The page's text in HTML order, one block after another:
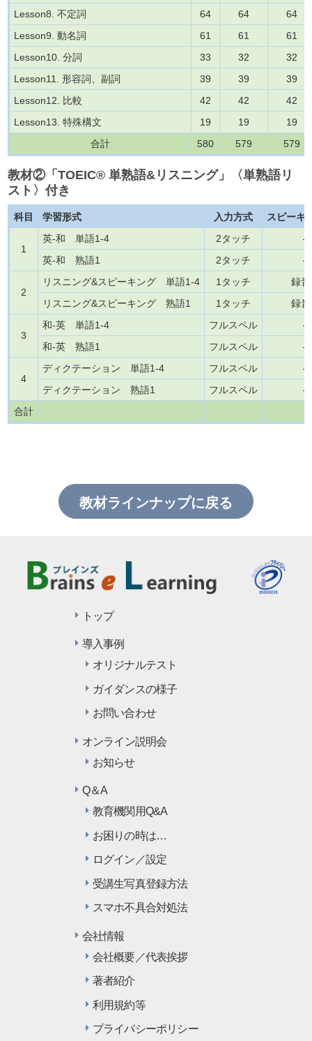
Lesson8. 不定詞
64 64
64
Lesson9. 動名詞
61 61
61
Lesson10. 分詞
33 32
32
Lesson11. 形容詞、副詞
39 39
39
Lesson12. 比較
42 42
42
Lesson13. 特殊構文
19 19
19
合計
580 579 579
教材②「TOEIC® 単熟語&リスニング」〈単熟語リ
スト〉付き
科目 学習形式 入力方式 スピーキ
1
英-和 単語1-4 2タッチ
–
英-和 熟語1
2タッチ –
2
リスニング&スピーキング 単語1-4 1タッチ
録
リスニング&スピーキング 熟語1
1タッチ 録
3
和-英 単語1-4 フルスペル
–
和-英 熟語1
フルスペル –
4
ディクテーション 単語1-4 フルスペル
–
ディクテーション 熟語1
フルスペル
–
合計
教材ラインナップに戻る
トップ
導入事例
オリジナルテスト
ガイダンスの様子
お問い合わせ
オンライン説明会
お知らせ
Q＆A
教育機関用Q&A
お困りの時は…
ログイン／設定
受講生写真登録方法
スマホ不具合対処法
会社情報
会社概要／代表挨拶
著者紹介
利用規約等
プライバシーポリシー